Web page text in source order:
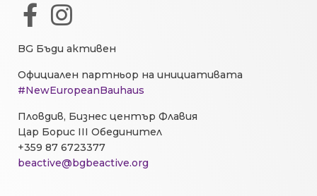
BG Бъди активен
Официален партньор на инициативата
#NewEuropeanBauhaus
Пловдив, Бизнес център Флавия
Цар Борис III Обединител
+359 87 6723377
beactive@bgbeactive.org